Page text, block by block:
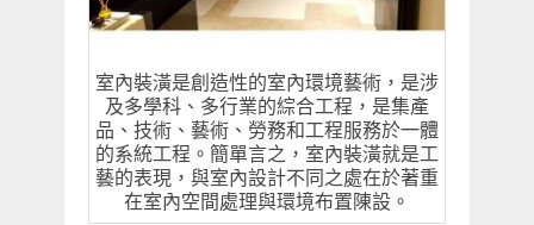
室內裝潢是創造性的室內環境藝術，是涉
及多學科、多行業的綜合工程，是集產
品、技術、藝術、勞務和工程服務於一體
的系統工程。簡單言之，室內裝潢就是工
藝的表現，與室內設計不同之處在於著重
在室內空間處理與環境布置陳設。